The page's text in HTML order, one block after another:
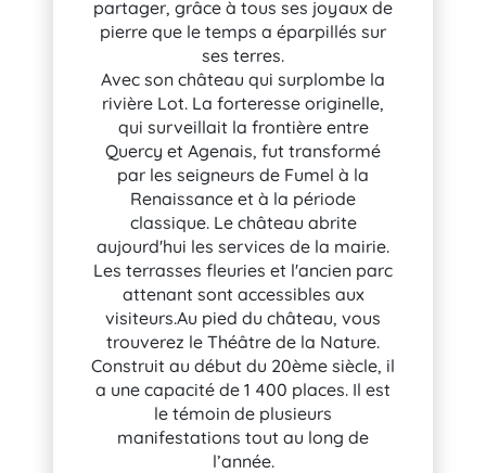
partager, grâce à tous ses joyaux de
pierre que le temps a éparpillés sur
ses terres.
Avec son château qui surplombe la
rivière Lot. La forteresse originelle,
qui surveillait la frontière entre
Quercy et Agenais, fut transformé
par les seigneurs de Fumel à la
Renaissance et à la période
classique. Le château abrite
aujourd'hui les services de la mairie.
Les terrasses fleuries et l'ancien parc
attenant sont accessibles aux
visiteurs.Au pied du château, vous
trouverez le Théâtre de la Nature.
Construit au début du 20ème siècle, il
a une capacité de 1 400 places. Il est
le témoin de plusieurs
manifestations tout au long de
l’année.